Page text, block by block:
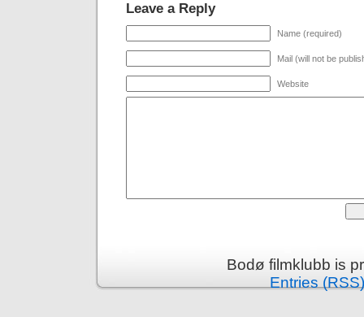
Leave a Reply
Name (required)
Mail (will not be
Website
Bodø filmklubb is
Entries (RSS)